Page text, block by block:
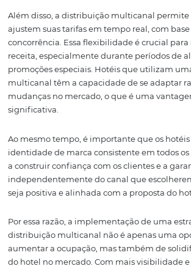
impulsionem o crescimento.
Por isso, investir em tecnologia
entre os canais de distribuição e
Isso não apenas melhora a eficiência
permite que os hoteleiros tomem
baseadas em dados concretos,
Como a
Multicanal
Ocupação
Uma estratégia de distribuição
maneiras de aumentar a ocupação de